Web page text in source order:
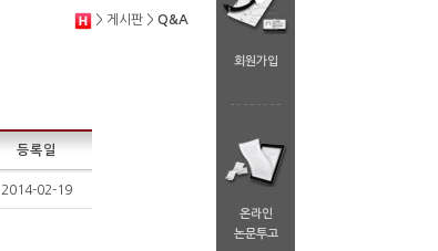
회원가입
온라인
논문투고
> 게시판 > Q&A
등록일
2014-02-19